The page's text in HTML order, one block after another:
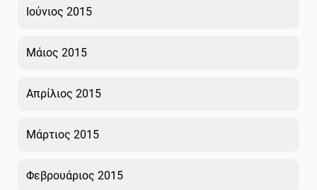
Ιούνιος 2015
Μάιος 2015
Απρίλιος 2015
Μάρτιος 2015
Φεβρουάριος 2015